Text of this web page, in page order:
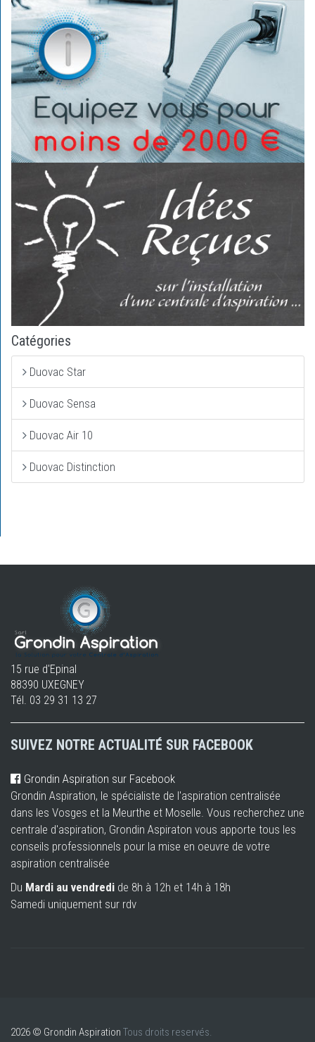
Catégories
Duovac Star
Duovac Sensa
Duovac Air 10
Duovac Distinction
15 rue d'Epinal
88390 UXEGNEY
Tél. 03 29 31 13 27
SUIVEZ NOTRE ACTUALITÉ SUR FACEBOOK
Grondin Aspiration sur Facebook
Grondin Aspiration, le spécialiste de l'aspiration centralisée
dans les Vosges et la Meurthe et Moselle. Vous recherchez une
centrale d'aspiration, Grondin Aspiraton vous apporte tous les
conseils professionnels pour la mise en oeuvre de votre
aspiration centralisée
Du Mardi au vendredi de 8h à 12h et 14h à 18h
Samedi uniquement sur rdv
2026 © Grondin Aspiration Tous droits reservés.